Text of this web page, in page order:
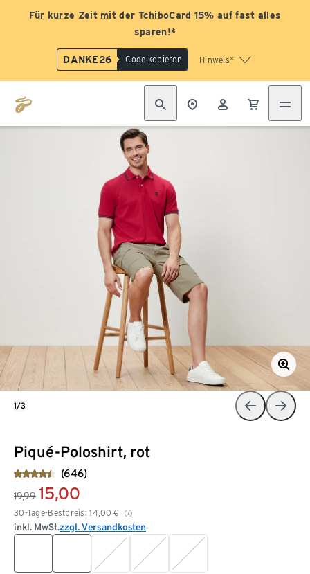
Für kurze Zeit mit der TchiboCard 15% auf fast alles
sparen!*
DANKE26 Code kopieren Hinweis*
Piqué-Poloshirt, rot
(646)
19,99 15,00
30-Tage-Bestpreis: 14,00 €
inkl. MwSt.zzgl. Versandkosten
1/3